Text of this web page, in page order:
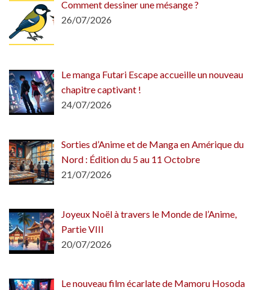
Comment dessiner une mésange ?
26/07/2026
Le manga Futari Escape accueille un nouveau
chapitre captivant !
24/07/2026
Sorties d’Anime et de Manga en Amérique du
Nord : Édition du 5 au 11 Octobre
21/07/2026
Joyeux Noël à travers le Monde de l’Anime,
Partie VIII
20/07/2026
Le nouveau film écarlate de Mamoru Hosoda